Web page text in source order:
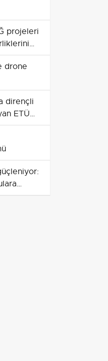
projeleri
drone
dirençli
ETÜ